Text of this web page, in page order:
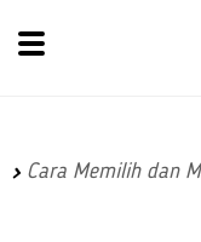
Cara Memilih dan